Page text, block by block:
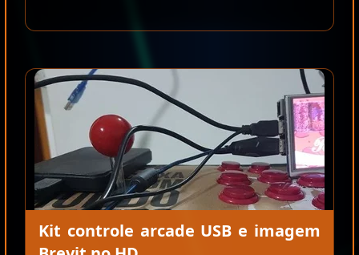
Kit controle arcade USB e imagem